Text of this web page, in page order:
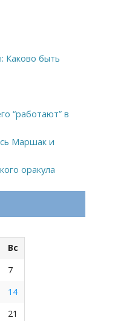
Каково быть
“работают” в
Маршак и
оракула
Вс
7
14
21